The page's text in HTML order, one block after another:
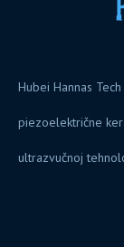
Hubei Hannas
piezoelektrične
ultrazvučnoj